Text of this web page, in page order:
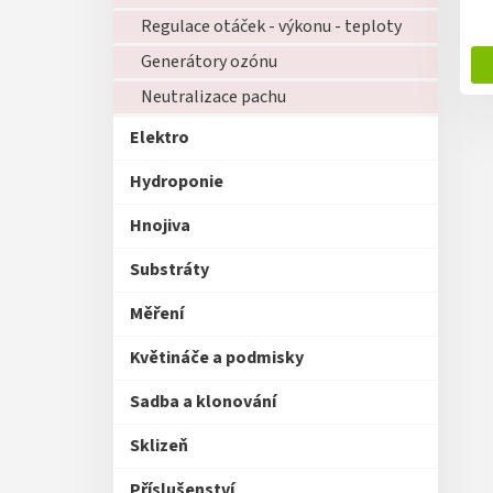
Regulace otáček - výkonu - teploty
Generátory ozónu
Neutralizace pachu
Elektro
Hydroponie
Hnojiva
Substráty
Měření
Květináče a podmisky
Sadba a klonování
Sklizeň